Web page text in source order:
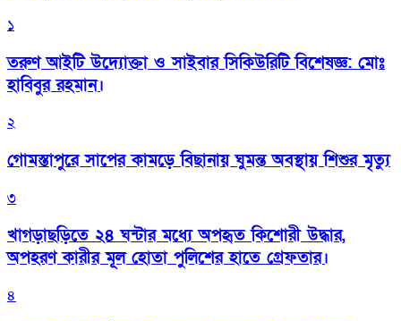
১
তরুণ আইটি উদ্যোক্তা ও সাইবার সিকিউরিটি বিশেষজ্ঞ: মোঃ
হাবিবুর রহমান।
২
গোমস্তাপুরে সাপের কামড়ে বিছানায় ঘুমন্ত অবস্থায় শিশুর মৃত্যু
৩
খাগড়াছড়িতে ২৪ ঘন্টার মধ্যে অপহৃত কিশোরী উদ্ধার,
অপহরণ কারীর মূল হোতা পুলিশের হাতে গ্রেফতার।
৪